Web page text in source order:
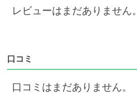
レビューはまだありません。
口コミ
口コミはまだありません。